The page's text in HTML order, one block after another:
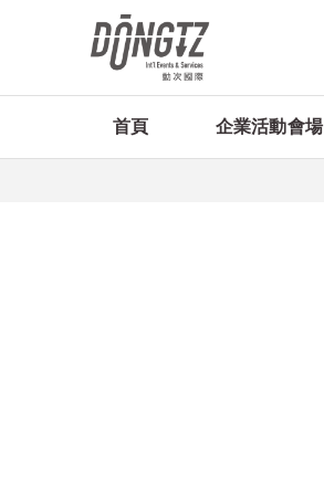
首頁 企業活動會場